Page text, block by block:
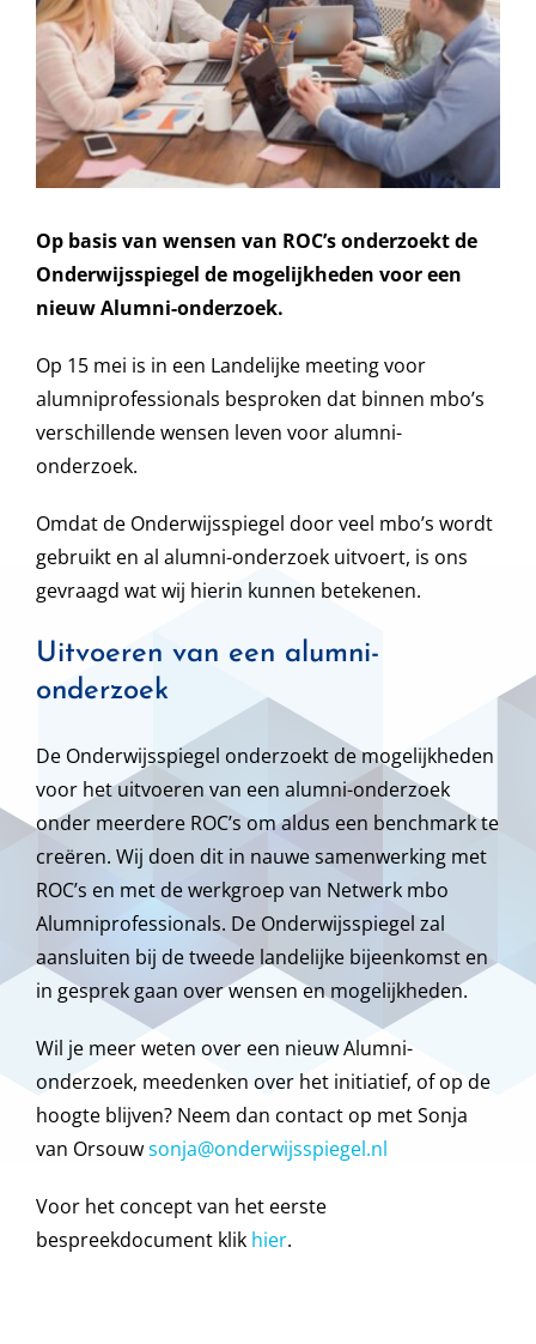
Op basis van wensen van ROC’s onderzoekt de
Onderwijsspiegel de mogelijkheden voor een
nieuw Alumni-onderzoek.
Op 15 mei is in een Landelijke meeting voor
alumniprofessionals besproken dat binnen mbo’s
verschillende wensen leven voor alumni-
onderzoek.
Omdat de Onderwijsspiegel door veel mbo’s wordt
gebruikt en al alumni-onderzoek uitvoert, is ons
gevraagd wat wij hierin kunnen betekenen.
Uitvoeren van een alumni-
onderzoek
De Onderwijsspiegel onderzoekt de mogelijkheden
voor het uitvoeren van een alumni-onderzoek
onder meerdere ROC’s om aldus een benchmark te
creëren. Wij doen dit in nauwe samenwerking met
ROC’s en met de werkgroep van Netwerk mbo
Alumniprofessionals. De Onderwijsspiegel zal
aansluiten bij de tweede landelijke bijeenkomst en
in gesprek gaan over wensen en mogelijkheden.
Wil je meer weten over een nieuw Alumni-
onderzoek, meedenken over het initiatief, of op de
hoogte blijven? Neem dan contact op met Sonja
van Orsouwsonja@onderwijsspiegel.nl
Voor het concept van het eerste
bespreekdocument klik hier.